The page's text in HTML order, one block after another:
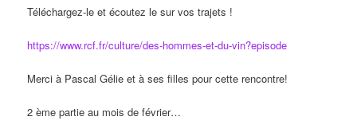
Téléchargez-le et écoutez le sur vos trajets !
https://www.rcf.fr/culture/des-hommes-et-du-vin?episode
Merci à Pascal Gélie et à ses filles pour cette rencontre!
2 ème partie au mois de février…